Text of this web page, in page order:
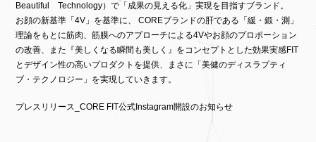
Beautiful Technology）で「成果の見える化」実現を目指すブランド。
お顔の新基準「4V」を基準に、 COREブランドの肝である「緩・鍛・測」
理論をもとに筋肉、筋膜へのアプローチによる4Vやお顔のプロポーション
の改善、また『美しくなる瞬間も美しく』をコンセプトとした効果実感FIT
とデザイン性の高いプロダクトを提供、まさに「美健のディスラプティ
ブ・テクノロジー」を実現していきます。
プレスリリース_CORE FIT公式Instagram開設のお知らせ